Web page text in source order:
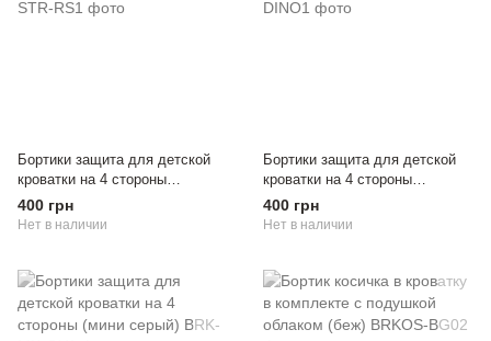
Бортики защита для детской
кроватки на 4 стороны
(фиолетовый)
400 грн
Нет в наличии
Бортики защита для детской
кроватки на 4 стороны
(динозавры)
400 грн
Нет в наличии